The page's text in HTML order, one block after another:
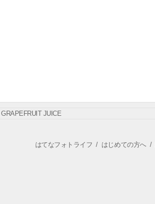
GRAPEFRUIT JUICE
はてなフォトライフ / はじめての方へ/